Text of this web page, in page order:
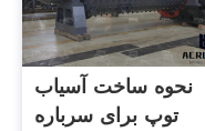
نحوه ساخت آسیاب
توپ برای سرباره